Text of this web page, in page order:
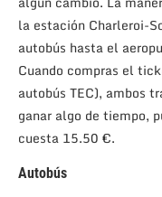
la estación Charleroi-
autobús hasta el
Cuando compras el
autobús TEC), ambos
ganar algo de tiempo,
cuesta 15.50 €.
Autobús